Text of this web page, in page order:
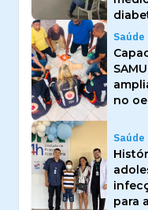
Saúde
no
Saúde
para